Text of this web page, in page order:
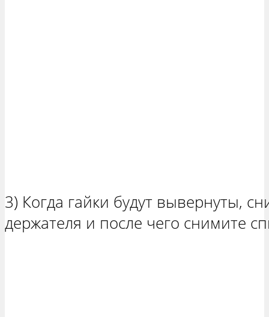
3) Когда гайки будут вывернуты,
держателя и после чего снимите